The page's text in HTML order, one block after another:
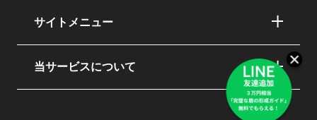
サイトメニュー
当サービスについて